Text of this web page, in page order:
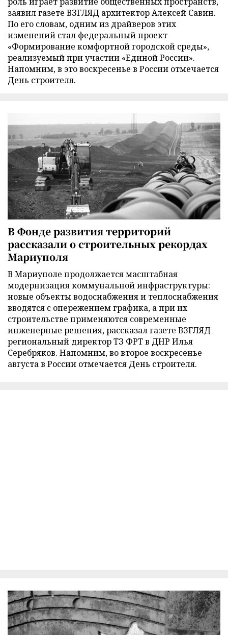
заявил газете ВЗГЛЯД архитектор Алексей Савин.
По его словам, одним из драйверов этих
изменений стал федеральный проект
«Формирование комфортной городской среды»,
реализуемый при участии «Единой России».
Напомним, в это воскресенье в России отмечается
День строителя.
В Фонде развития территорий
рассказали о строительных рекордах
Мариуполя
В Мариуполе продолжается масштабная
модернизация коммунальной инфраструктуры:
новые объекты водоснабжения и теплоснабжения
вводятся с опережением графика, а при их
строительстве применяются современные
инженерные решения, рассказал газете ВЗГЛЯД
региональный директор ТЗ ФРТ в ДНР Илья
Серебряков. Напомним, во второе воскресенье
августа в России отмечается День строителя.